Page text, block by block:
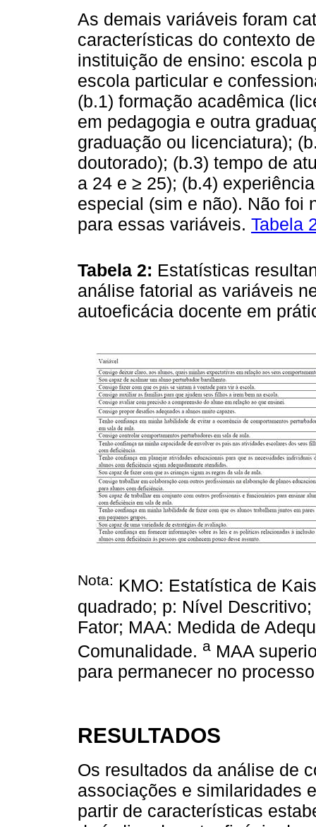
As demais variáveis foram
características do contexto
instituição de ensino: escola
escola particular e
(b.1) formação acadêmica
em pedagogia e outra
graduação ou licenciatura);
doutorado); (b.3) tempo de
a 24 e ≥ 25); (b.4)
especial (sim e não). Não foi
para essas variáveis. Tabela
Tabela 2: Estatísticas
análise fatorial as variáveis
autoeficácia docente em
Nota: KMO: Estatística de
quadrado; p: Nível
Fator; MAA: Medida de
Comunalidade. a MAA
para permanecer no
RESULTADOS
Os resultados da análise de
associações e similaridades
partir de características